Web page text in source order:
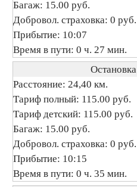
Багаж: 15.00 руб.
Добровол. страховка: 0 руб.
Прибытие: 10:07
Время в пути: 0 ч. 27 мин.
Остановка
Расстояние: 24,40 км.
Тариф полный: 115.00 руб.
Тариф детский: 115.00 руб.
Багаж: 15.00 руб.
Добровол. страховка: 0 руб.
Прибытие: 10:15
Время в пути: 0 ч. 35 мин.